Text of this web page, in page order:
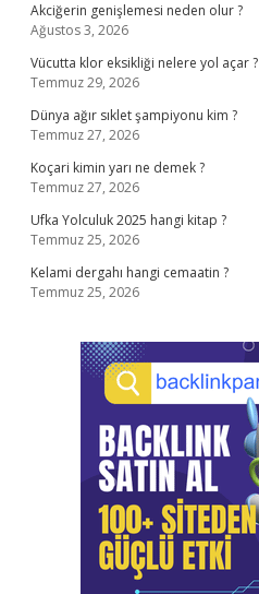
Akciğerin genişlemesi neden olur ?
Ağustos 3, 2026
Vücutta klor eksikliği nelere yol açar ?
Temmuz 29, 2026
Dünya ağır sıklet şampiyonu kim ?
Temmuz 27, 2026
Koçari kimin yarı ne demek ?
Temmuz 27, 2026
Ufka Yolculuk 2025 hangi kitap ?
Temmuz 25, 2026
Kelami dergahı hangi cemaatin ?
Temmuz 25, 2026